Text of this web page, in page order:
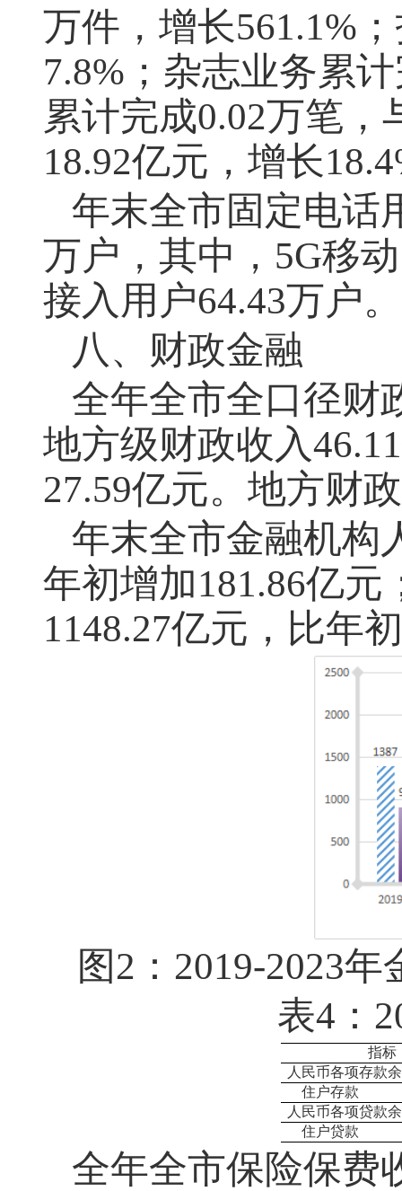
万件，增长561.1%
7.8%；杂志业务累
累计完成0.02万笔
18.92亿元，增长
年末全市固定电话
万户，其中，5G移
接入用户64.43万户。
八、财政金融
全年全市全口径财
地方级财政收入
27.59亿元。地方财
年末全市金融机构
年初增加181.86亿
1148.27亿元，比年
图2：2019-2023
表4：
指标
人民币各项存款
住户存款
人民币各项贷款
住户贷款
全年全市保险保费